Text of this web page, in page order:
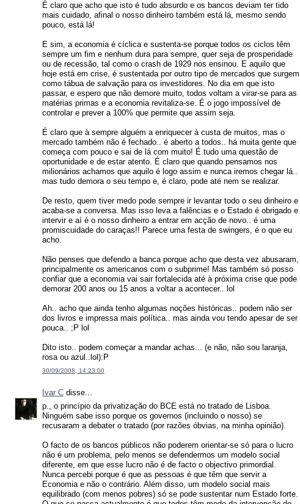
É claro que acho que isto é tudo absurdo e os bancos deviam ter tido
mais cuidado, afinal o nosso dinheiro também está lá, mesmo sendo
pouco, está lá!
E sim, a economia é cíclica e sustenta-se porque todos os ciclos têm
sempre um fim e nenhum dura para sempre, quer seja de prosperidade
ou de recessão, tal como o crash de 1929 nos ensinou. E aquilo que
hoje está em crise, é sustentada por outro tipo de mercados que surgem
como tábua de salvação para os investidores. No dia em que isto
passar, e espero que não demore muito, todos voltam a virar-se para as
matérias primas e a economia revitaliza-se. É o jogo impossível de
controlar e prever a 100% que permite que assim seja.
É claro que à sempre alguém a enriquecer à custa de muitos, mas o
mercado também não é fechado.. é aberto a todos.. há muita gente que
começa com pouco e sai de lá com muito! É tudo uma questão de
oportunidade e de estar atento. É claro que quando pensamos nos
milionários achamos que aquilo é logo assim e nunca iremos chegar lá..
mas tudo demora o seu tempo e, é claro, pode até nem se realizar.
De resto, quem tiver medo pode sempre ir levantar todo o seu dinheiro e
acaba-se a conversa. Mas isso leva a falências e o Estado é obrigado e
intervir e aí é o nosso dinheiro a entrar em acção de novo.. é uma
promiscuidade do caraças!! Parece uma festa de swingers, é o que eu
acho.
Não penses que defendo a banca porque acho que desta vez abusaram,
principalmente os americanos com o subprime! Mas também só posso
confiar que a economia vai sair fortalecida até à próxima crise que pode
demorar 200 anos ou 15 anos a voltar a acontecer.. lol
Ah.. acho que ainda tenho algumas noções históricas.. podem não ser
dos livros e impressa mais política.. mas ainda vou tendo apesar de ser
pouca.. ;P lol
Dito isto.. podem começar a mandar achas... (e não, não sou laranja,
rosa ou azul..lol):P
30/09/2008, 14:23:00
Ivar C disse...
p., o princípio da privatização do BCE está no tratado de Lisboa.
Ninguém sabe isso porque os governos (incluindo o nosso) se
recusaram a debater o tratado (por razões óbvias, na minha opinião).
O facto de os bancos públicos não poderem orientar-se só para o lucro
não é um problema, pelo menos se defendermos um modelo social
diferente, em que esse lucro não é de facto o objectivo primordial.
Nunca percebi porque é que as pessoas é que têm que servir a
Economia e não o contrário. Além disso, um modelo social mais
equilibrado (com menos pobres) só se pode sustentar num Estado forte.